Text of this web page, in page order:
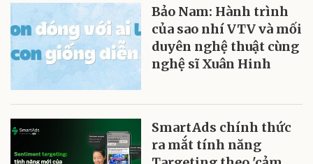
Bảo Nam: Hành trình
của sao nhí VTV và mối
duyên nghệ thuật cùng
nghệ sĩ Xuân Hinh
SmartAds chính thức
ra mắt tính năng